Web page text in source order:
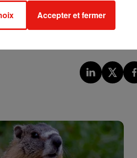
Accepter et fermer